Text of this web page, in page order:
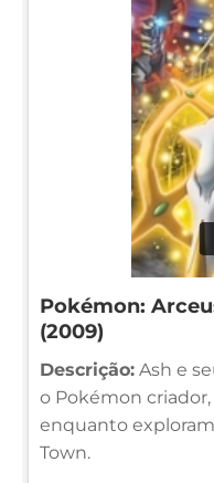
Pokémon:
(2009)
Descrição: Ash e
o Pokémon criador,
enquanto
Town.